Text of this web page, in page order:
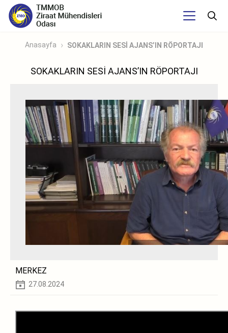
Anasayfa SOKAKLARIN SESİ AJANS’IN RÖPORTAJI
SOKAKLARIN SESİ AJANS’IN RÖPORTAJI
MERKEZ
27.08.2024